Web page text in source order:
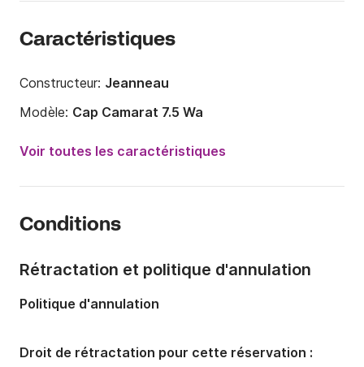
Caractéristiques
Constructeur: Jeanneau
Modèle: Cap Camarat 7.5 Wa
Puissance moteur:
225cv
Capacité à bord:
Nombre de cabines:
Voir toutes les caractéristiques
Conditions
Rétractation et politique d'annulation
Politique d'annulation
Droit de rétractation pour cette réservation :